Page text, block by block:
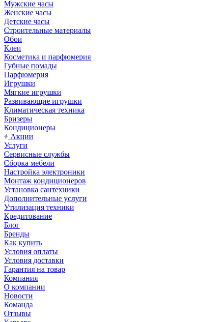
Мужские часы
Женские часы
Детские часы
Строительные материалы
Обои
Клеи
Косметика и парфюмерия
Губные помады
Парфюмерия
Игрушки
Мягкие игрушки
Развивающие игрушки
Климатическая техника
Бризеры
Кондиционеры
Акции
Услуги
Сервисные службы
Сборка мебели
Настройка электроники
Монтаж кондиционеров
Установка сантехники
Дополнительные услуги
Утилизация техники
Кредитование
Блог
Бренды
Как купить
Условия оплаты
Условия доставки
Гарантия на товар
Компания
О компании
Новости
Команда
Отзывы